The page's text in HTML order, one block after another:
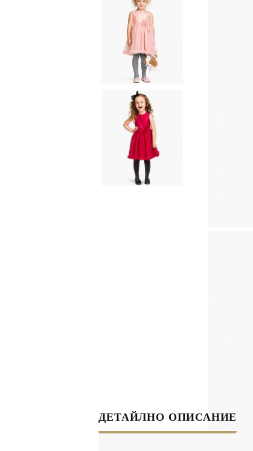
Естествени материали
Гъши пух
Завивки
Естествени материали
Гъши пух
Микрофибър
Протектори
Чаршафи с ластик
Бебешки спални
комплекти
ДЕТАЙЛНО ОПИСАНИЕ